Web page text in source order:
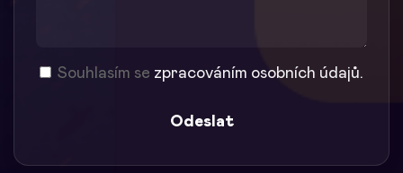
Souhlasím se zpracováním osobních údajů.
Odeslat